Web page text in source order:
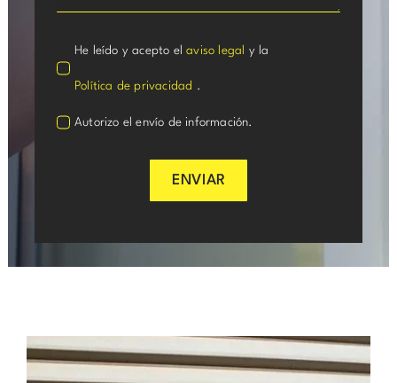
He leído y acepto elaviso legal y la
Política de privacidad .
Autorizo el envío de información.
ENVIAR